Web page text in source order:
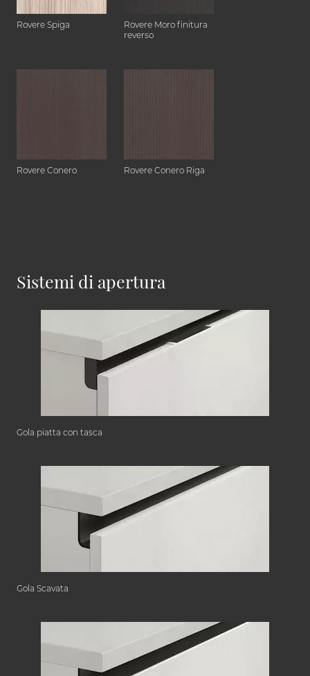
Rovere Spiga
Rovere Moro finitura
reverso
Rovere Conero Rovere Conero Riga
Sistemi di apertura
Gola piatta con tasca
Gola Scavata